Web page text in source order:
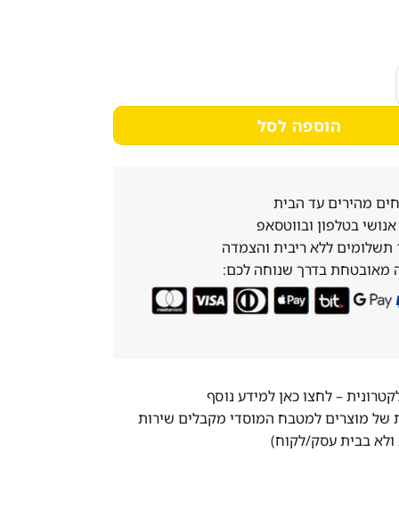
229 - שוק הריהוט
הוספה לסל
מהירים עד הבית
בטלפון ובווטסאפ
מאובטחת בדרך שנוחה לכם:
–לחצו כאן למידע נוסף
של מוצרים למטבח המוסדי מקבלים שירות
בבית עסק/לקוח)